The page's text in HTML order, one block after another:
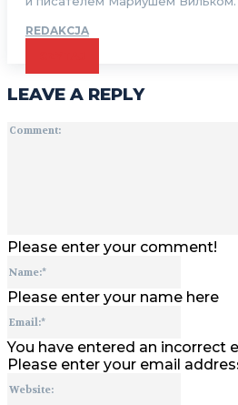
REDAKCJA
LEAVE A REPLY
Please enter your comment!
Please enter your name here
You have entered an incorrect
Please enter your email